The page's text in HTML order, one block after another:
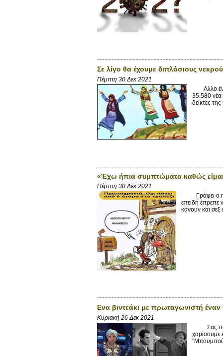
Σε λίγο θα έχουμε διπλάσιους
Πέμπτη 30 Δεκ 2021
Αλλο ένα
35.580 νέα
δείκτες
«Έχω ήπια συμπτώματα καθώς
Πέμπτη 30 Δεκ 2021
Γράφει ο
επειδή έπρεπε
κάνουν και
Ενα βιντεάκι με πρωταγωνιστή
Κυριακή 26 Δεκ 2021
Σας
χαρίσουμε